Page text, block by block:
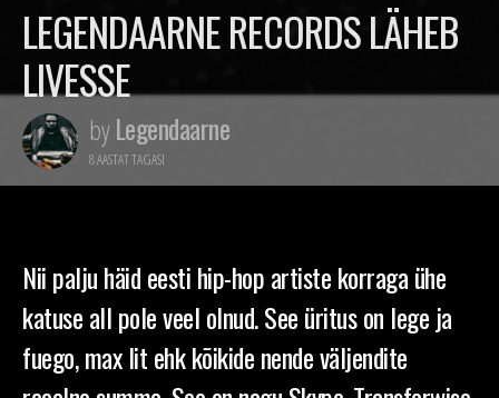
LEGENDAARNE RECORDS LÄHEB
LIVESSE
byLegendaarne
8 AASTAT TAGASI
Nii palju häid eesti hip-hop artiste korraga ühe
katuse all pole veel olnud. See üritus on lege ja
fuego, max lit ehk kõikide nende väljendite